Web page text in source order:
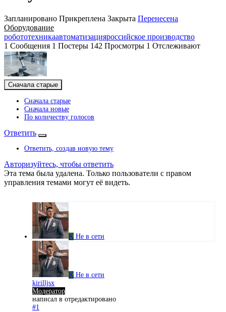
Запланировано Прикреплена Закрыта Перенесена
Оборудование
робототехникаавтоматизацияроссийское производство
1 Сообщения 1 Постеры 142 Просмотры 1 Отслеживают
Сначала старые
Сначала старые
Сначала новые
По количеству голосов
Ответить
Ответить, создав новую тему
Авторизуйтесь, чтобы ответить
Эта тема была удалена. Только пользователи с правом
управления темами могут её видеть.
K Не в сети
K Не в сети
kirilljsx
Модератор
написал в отредактировано
#1